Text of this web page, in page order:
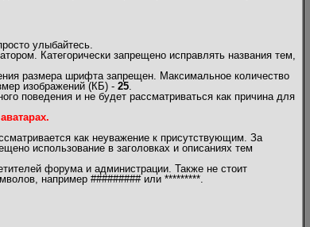
улыбайтесь.
Категорически запрещено исправлять названия тем,
размера шрифта запрещен. Максимальное количество
изображений (КБ) - 25.
поведения и не будет рассматриваться как причина для
как неуважение к присутствующим. За
использование в заголовках и описаниях тем
форума и администрации. Также не стоит
например ######### или *********.